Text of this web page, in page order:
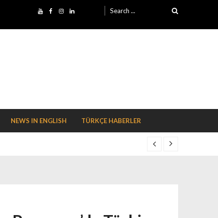
Search for:
NEWS IN ENGLISH TÜRKÇE HABERLER